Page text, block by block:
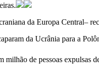
da Europa Central–
da Ucrânia para a
de pessoas expulsas